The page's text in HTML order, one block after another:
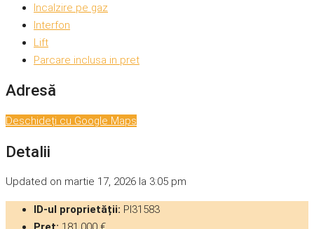
Incalzire pe gaz
Interfon
Lift
Parcare inclusa in pret
Adresă
Deschideți cu Google Maps
Detalii
Updated on martie 17, 2026 la 3:05 pm
ID-ul proprietății: PI31583